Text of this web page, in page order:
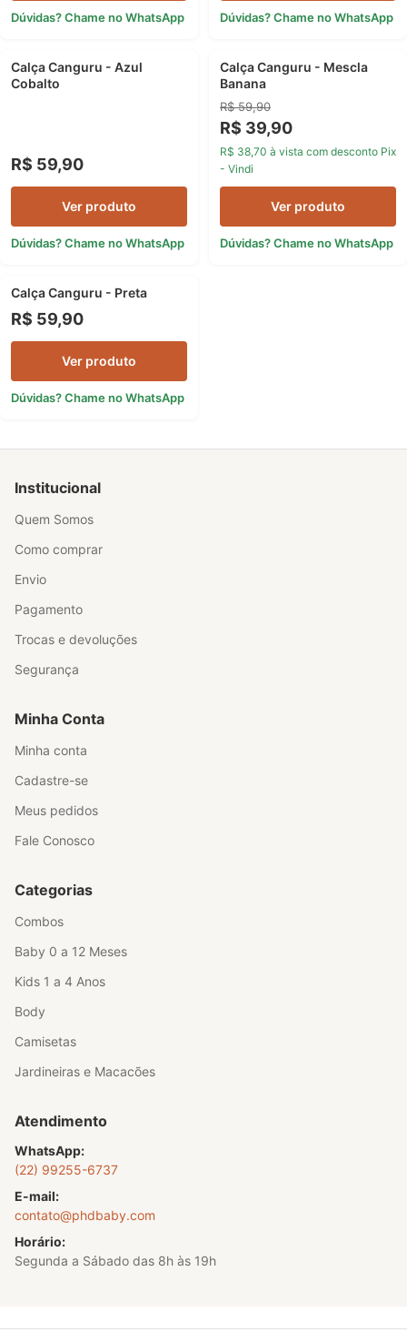
Dúvidas? Chame no WhatsApp Dúvidas? Chame no WhatsApp
DESTAQUE
Calça Canguru - Azul
Cobalto
R$ 59,90
Ver produto
Dúvidas? Chame no WhatsApp
33%
Calça Canguru - Mescla
Banana
R$ 59,90
R$ 39,90
R$ 38,70 à vista com desconto Pix
- Vindi
Ver produto
Dúvidas? Chame no WhatsApp
Calça Canguru - Preta
R$ 59,90
Ver produto
Dúvidas? Chame no WhatsApp
Institucional
Quem Somos
Como comprar
Envio
Pagamento
Trocas e devoluções
Segurança
Minha Conta
Minha conta
Cadastre-se
Meus pedidos
Fale Conosco
Categorias
Combos
Baby 0 a 12 Meses
Kids 1 a 4 Anos
Body
Camisetas
Jardineiras e Macacões
Atendimento
WhatsApp:
(22) 99255-6737
E-mail:
contato@phdbaby.com
Horário:
Segunda a Sábado das 8h às 19h